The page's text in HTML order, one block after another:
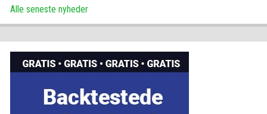
Alle seneste nyheder